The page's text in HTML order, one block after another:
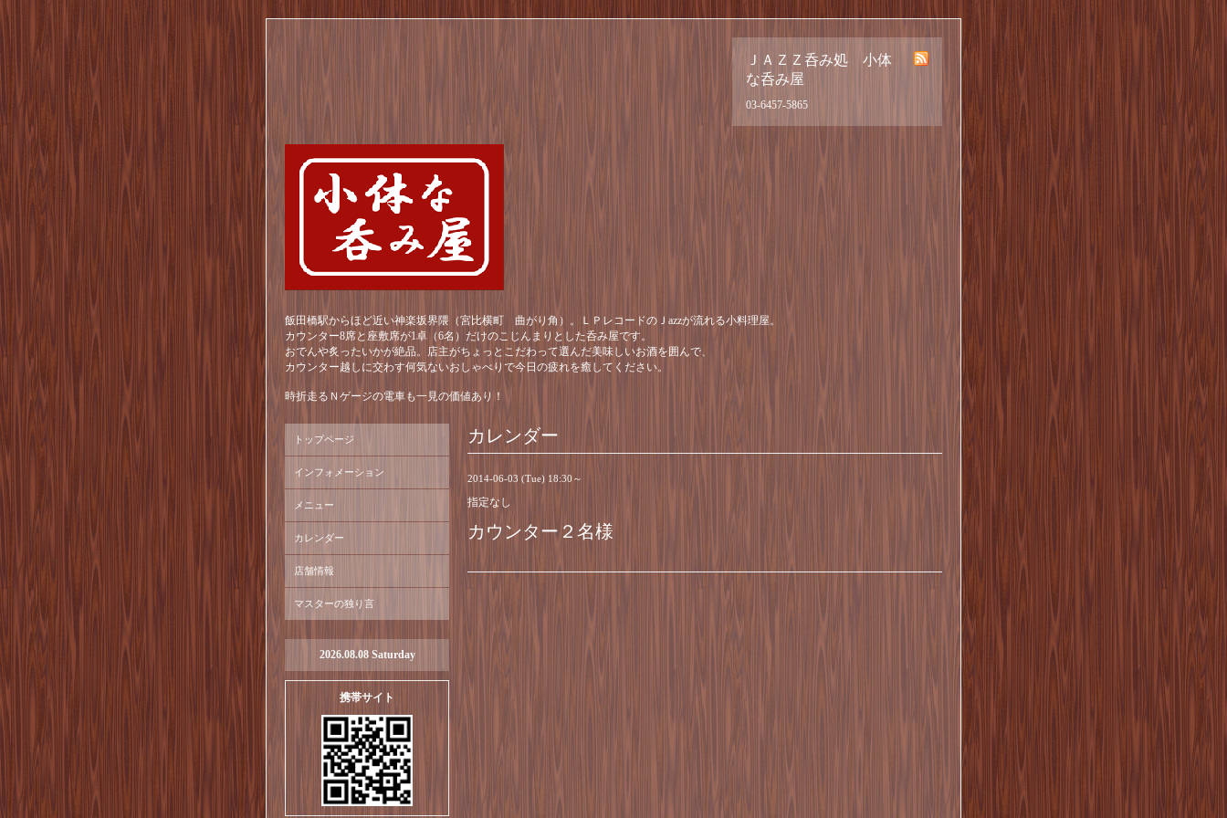
ＪＡＺＺ呑み処 小体
な呑み屋
03-6457-5865
飯田橋駅からほど近い神楽坂界隈（宮比横町 曲がり角）。ＬＰレコードのＪazzが流れる小料理屋。
カウンター8席と座敷席が1卓（6名）だけのこじんまりとした呑み屋です。
おでんや炙ったいかが絶品。店主がちょっとこだわって選んだ美味しいお酒を囲んで、
カウンター越しに交わす何気ないおしゃべりで今日の疲れを癒してください。
時折走るＮゲージの電車も一見の価値あり！
カレンダー
2014-06-03 (Tue) 18:30～
指定なし
カウンター２名様
トップページ
インフォメーション
メニュー
カレンダー
店舗情報
マスターの独り言
2026.08.08 Saturday
携帯サイト